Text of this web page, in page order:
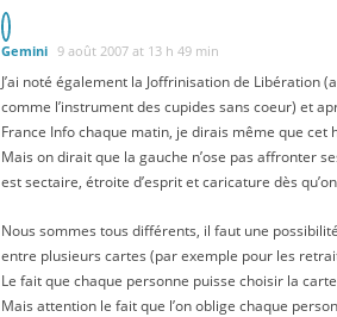
Gemini 9 août 2007 at 13 h 49 min
J’ai noté également la Joffrinisation de
comme l’instrument des cupides sans coeur) et
France Info chaque matin, je dirais même que cet
Mais on dirait que la gauche n’ose pas affronter
est sectaire, étroite d’esprit et caricature dès
Nous sommes tous différents, il faut une
entre plusieurs cartes (par exemple pour les
Le fait que chaque personne puisse choisir la
Mais attention le fait que l’on oblige chaque